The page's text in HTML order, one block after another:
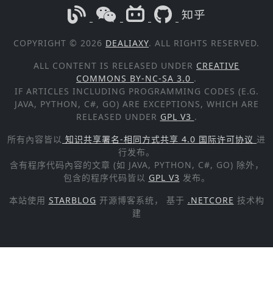
COPYRIGHT © 2026 DEALIAXY. ALL RIGHTS RESERVED.
ALL CONTENT IS RELEASED UNDER CREATIVE
COMMONS BY-NC-SA 3.0 .
IF ARTICLES INCLUDING PROGRAMMING CODES (E.G.
JAVA, PYTHON, C#, GO) ARE EXCEPTIONS, WHICH ARE
RELEASED UNDER GPL V3 .
所有內容皆以 知识共享署名-相同方式共享 4.0 国际许可协议 进
行发布。
含有程序代码內容的文章 (如 JAVA, PYTHON, C#, GO) 除外，
包含的程序代码皆以 GPL V3 发布。
本站使用 STARBLOG 开源博客系统， 基于 .NETCORE 技术构
建